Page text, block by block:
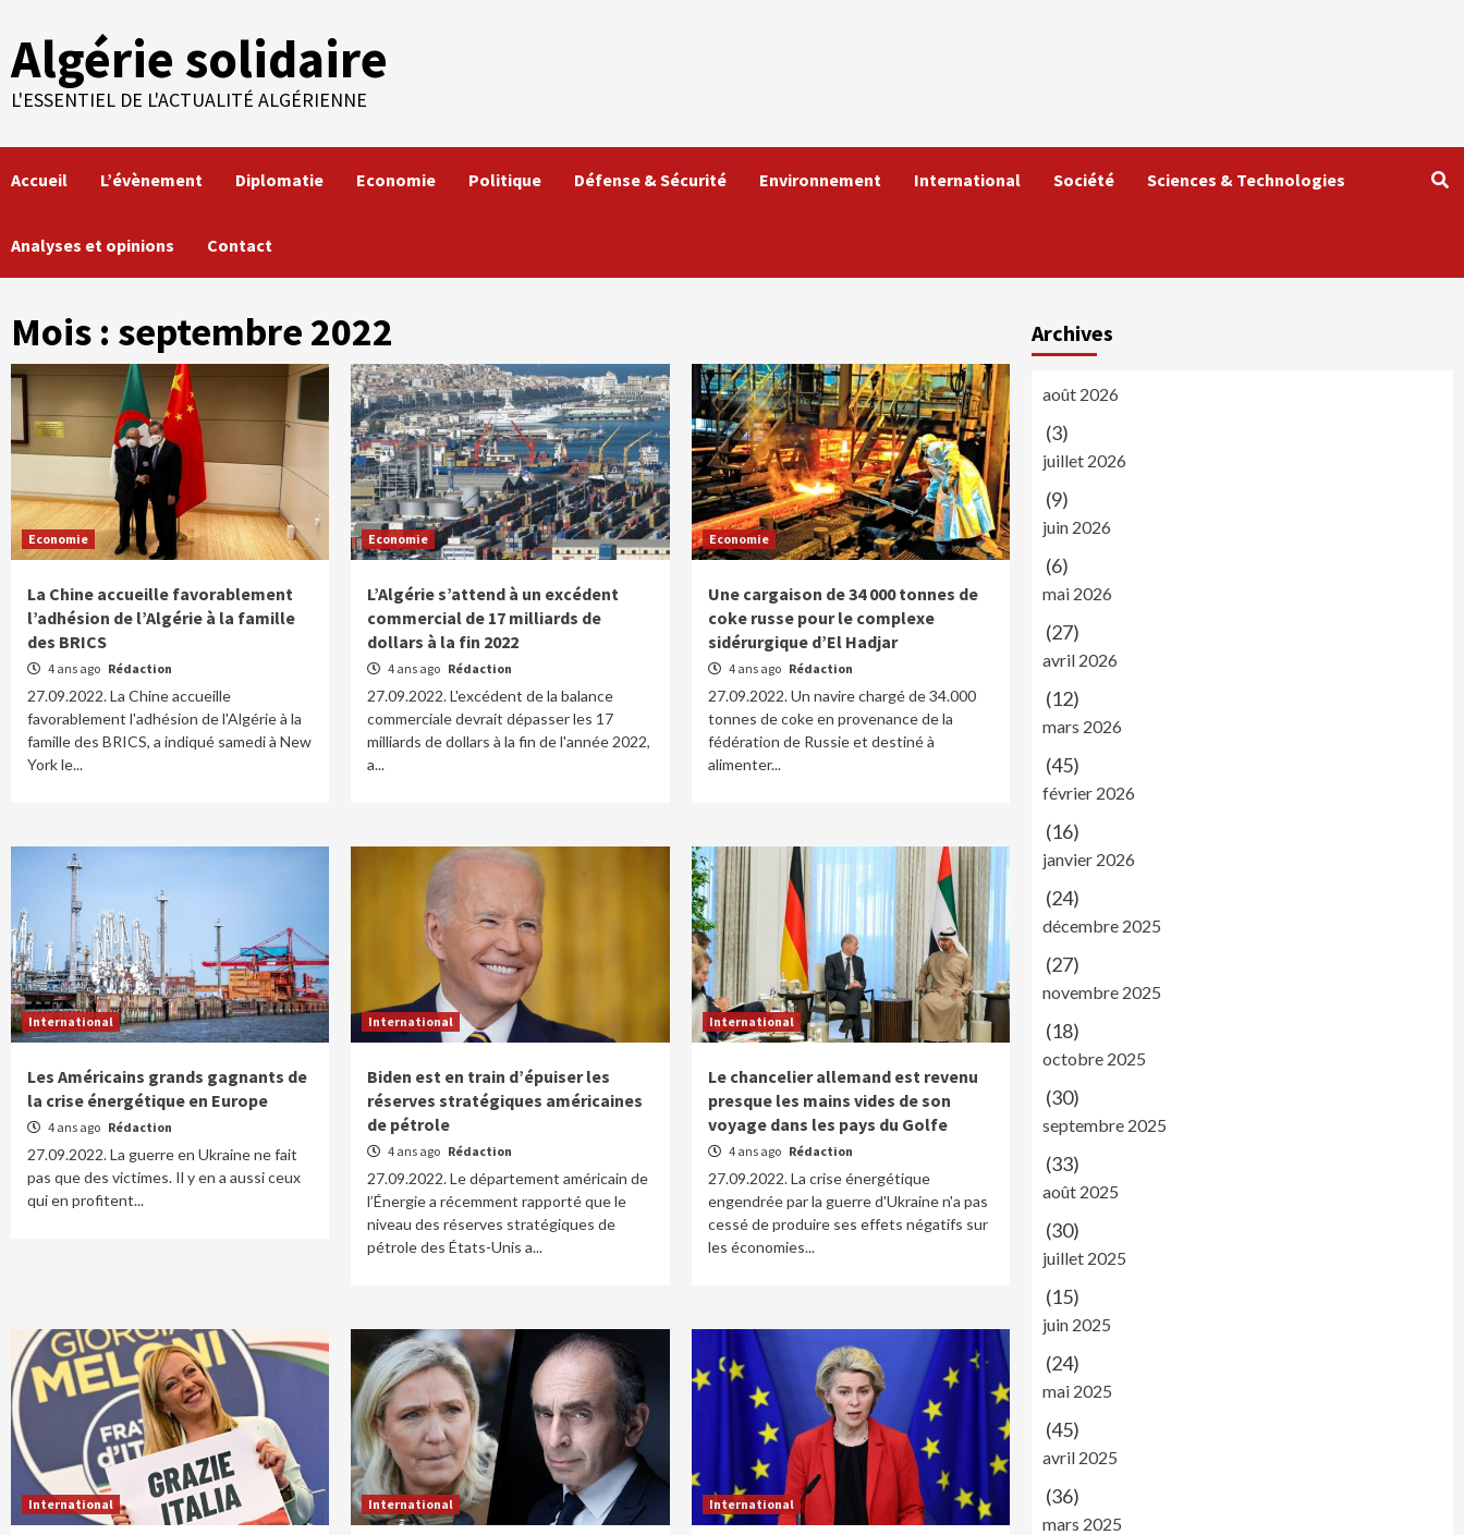
content
Algérie solidaire
L'ESSENTIEL DE L'ACTUALITÉ ALGÉRIENNE
Accueil L’évènement Diplomatie Economie Politique Défense & Sécurité Environnement International Société Sciences & Technologies
Analyses et opinions Contact
Mois : septembre 2022
Economie
La Chine accueille favorablement
l’adhésion de l’Algérie à la famille
des BRICS
4 ans ago Rédaction
27.09.2022. La Chine accueille
favorablement l'adhésion de l'Algérie à la
famille des BRICS, a indiqué samedi à New
York le...
Economie
L’Algérie s’attend à un excédent
commercial de 17 milliards de
dollars à la fin 2022
4 ans ago Rédaction
27.09.2022. L'excédent de la balance
commerciale devrait dépasser les 17
milliards de dollars à la fin de l'année 2022,
a...
Economie
Une cargaison de 34 000 tonnes de
coke russe pour le complexe
sidérurgique d’El Hadjar
4 ans ago Rédaction
27.09.2022. Un navire chargé de 34.000
tonnes de coke en provenance de la
fédération de Russie et destiné à
alimenter...
International
Les Américains grands gagnants de
la crise énergétique en Europe
4 ans ago Rédaction
27.09.2022. La guerre en Ukraine ne fait
pas que des victimes. Il y en a aussi ceux
qui en profitent...
International
Biden est en train d’épuiser les
réserves stratégiques américaines
de pétrole
4 ans ago Rédaction
27.09.2022. Le département américain de
l’Énergie a récemment rapporté que le
niveau des réserves stratégiques de
pétrole des États-Unis a...
International
Le chancelier allemand est revenu
presque les mains vides de son
voyage dans les pays du Golfe
4 ans ago Rédaction
27.09.2022. La crise énergétique
engendrée par la guerre d'Ukraine n'a pas
cessé de produire ses effets négatifs sur
les économies...
International International International
Archives
août 2026
(3)
juillet 2026
(9)
juin 2026
(6)
mai 2026
(27)
avril 2026
(12)
mars 2026
(45)
février 2026
(16)
janvier 2026
(24)
décembre 2025
(27)
novembre 2025
(18)
octobre 2025
(30)
septembre 2025
(33)
août 2025
(30)
juillet 2025
(15)
juin 2025
(24)
mai 2025
(45)
avril 2025
(36)
mars 2025